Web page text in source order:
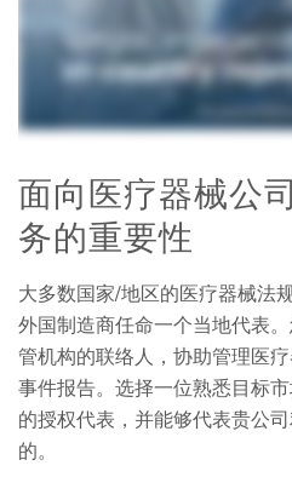
面向医疗器械公
务的重要性
大多数国家/地区的医疗器械法
外国制造商任命一个当地代表
管机构的联络人，协助管理医
事件报告。选择一位熟悉目标
的授权代表，并能够代表贵公
的。